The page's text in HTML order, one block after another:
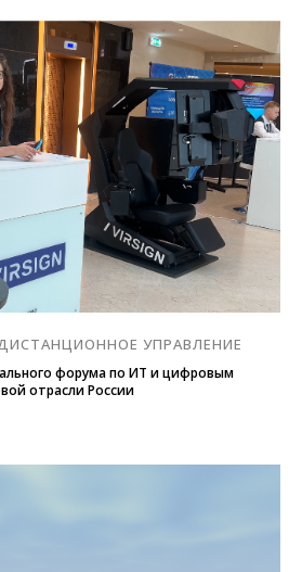
УПРАВЛЕНИЕ
форума по ИТ и цифровым
отрасли России